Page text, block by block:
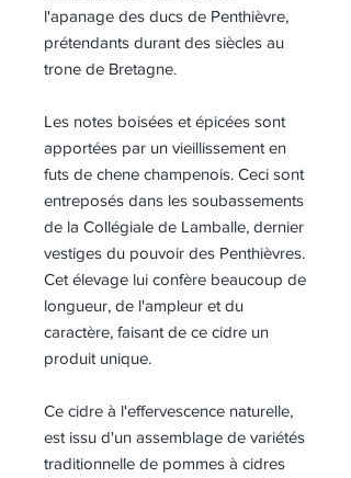
l'apanage des ducs de Penthièvre,
prétendants durant des siècles au
trone de Bretagne.
Les notes boisées et épicées sont
apportées par un vieillissement en
futs de chene champenois. Ceci sont
entreposés dans les soubassements
de la Collégiale de Lamballe, dernier
vestiges du pouvoir des Penthièvres.
Cet élevage lui confère beaucoup de
longueur, de l'ampleur et du
caractère, faisant de ce cidre un
produit unique.
Ce cidre à l'effervescence naturelle,
est issu d'un assemblage de variétés
traditionnelle de pommes à cidres